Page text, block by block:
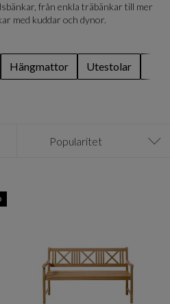
från enkla träbänkar till mer
med kuddar och dynor.
Hängmattor Utestolar
Popularitet